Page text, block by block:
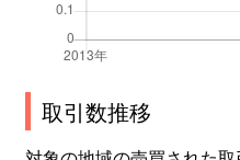
取引数推移